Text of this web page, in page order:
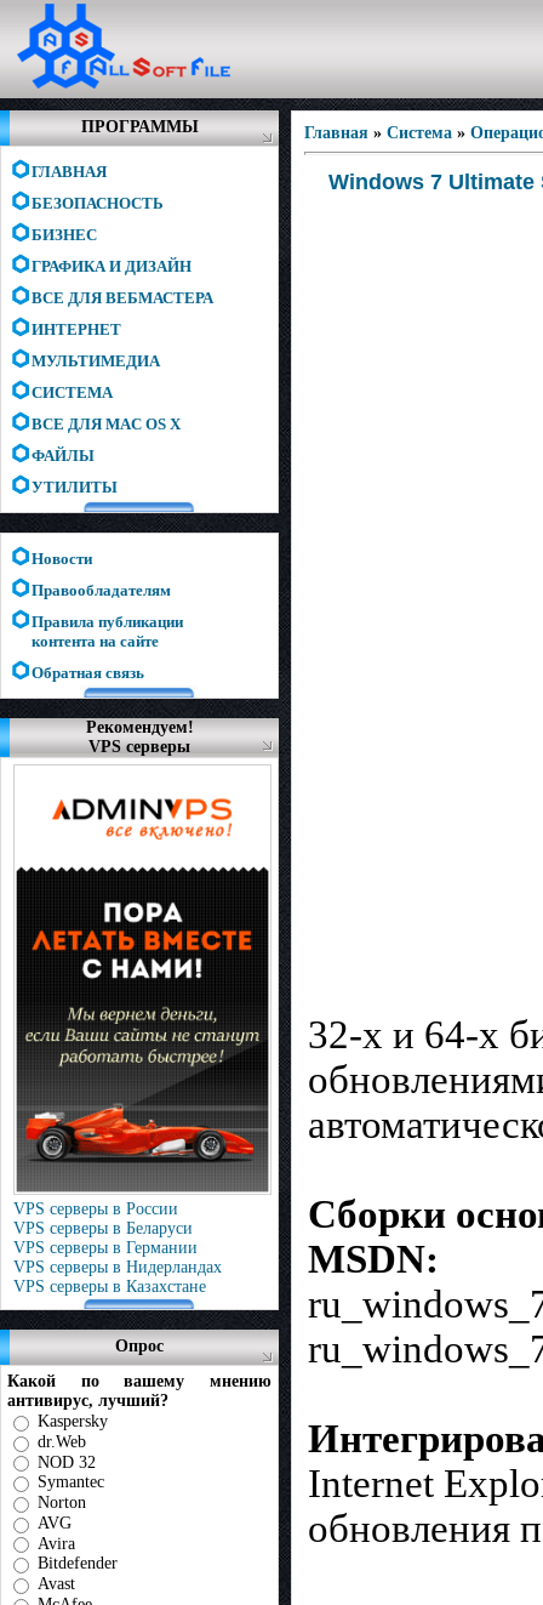
ПРОГРАММЫ
ГЛАВНАЯ
БЕЗОПАСНОСТЬ
БИЗНЕС
ГРАФИКА И ДИЗАЙН
ВСЕ ДЛЯ ВЕБМАСТЕРА
ИНТЕРНЕТ
МУЛЬТИМЕДИА
СИСТЕМА
ВСЕ ДЛЯ MAC OS X
ФАЙЛЫ
УТИЛИТЫ
Новости
Правообладателям
Правила публикации
контента на сайте
Обратная связь
Рекомендуем!
VPS серверы
VPS серверы в России
VPS серверы в Беларуси
VPS серверы в Германии
VPS серверы в Нидерландах
VPS серверы в Казахстане
Опрос
Какой по вашему мнению
антивирус, лучший?
Kaspersky
dr.Web
NOD 32
Symantec
Norton
AVG
Avira
Bitdefender
Avast
Главная » Система »
Windows 7 Ultimate
32-х и 64-х
Сборки
MSDN:
Internet
обновления